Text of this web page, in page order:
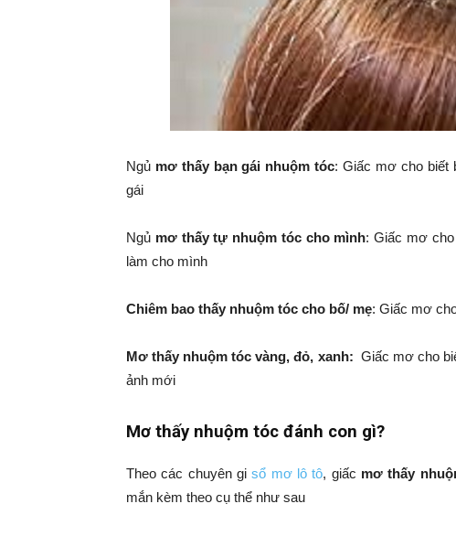
Ngủ mơ thấy bạn gái nhuộm tóc: Giấc mơ cho biết
gái
Ngủ mơ thấy tự nhuộm tóc cho mình: Giấc mơ
làm cho mình
Chiêm bao thấy nhuộm tóc cho bố/ mẹ: Giấc mơ
Mơ thấy nhuộm tóc vàng, đỏ, xanh: Giấc mơ cho
ảnh mới
Mơ thấy nhuộm tóc đánh con gì?
Theo các chuyên gisổ mơ lô tô, giấc mơ thấy
mắn kèm theo cụ thể như sau